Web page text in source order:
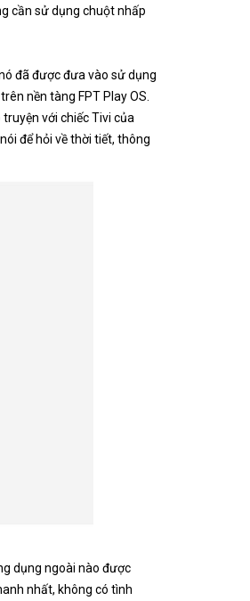
cần sử dụng chuột nhấp
đã được đưa vào sử dụng
nền tàng FPT Play OS.
với chiếc Tivi của
để hỏi về thời tiết, thông
dụng ngoài nào được
nhất, không có tình